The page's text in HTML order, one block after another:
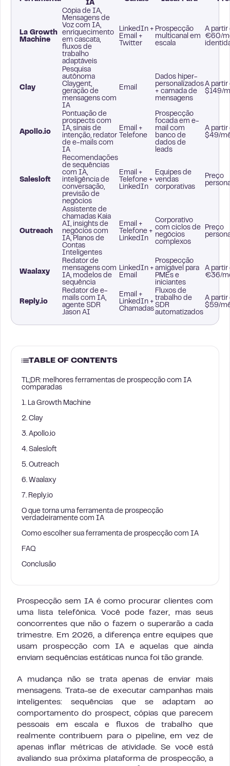
IA
La Growth
Machine
Cópia de IA,
Mensagens de
Voz com IA,
enriquecimento
em cascata,
fluxos de
trabalho
adaptáveis
LinkedIn +
Email +
Twitter
Prospecção
multicanal em
escala
A partir
€60/
Clay
Pesquisa
autônoma
Claygent,
geração de
mensagens com
IA
Email
Dados hiper-
personalizados
+ camada de
mensagens
A partir
$149/
Apollo.io
Pontuação de
prospects com
IA, sinais de
intenção, redator
de e-mails com
IA
Email +
Telefone
Prospecção
focada em e-
mail com
banco de
dados de
leads
A partir
$49/
Salesloft
Recomendações
de sequências
com IA,
inteligência de
conversação,
previsão de
negócios
Email +
Telefone +
LinkedIn
Equipes de
vendas
corporativas
Preço
Outreach
Assistente de
chamadas Kaia
AI, insights de
negócios com
IA, Planos de
Contas
Inteligentes
Email +
Telefone +
LinkedIn
Corporativo
com ciclos de
negócios
complexos
Preço
Waalaxy
Redator de
mensagens com
IA, modelos de
sequência
LinkedIn +
Email
Prospecção
amigável para
PMEs e
iniciantes
A partir
€36/
Reply.io
Redator de e-
mails com IA,
agente SDR
Jason AI
Email +
LinkedIn +
Chamadas
Fluxos de
trabalho de
SDR
automatizados
A partir
$59/
TABLE OF CONTENTS
TL;DR: melhores ferramentas de prospecção com IA
comparadas
1. La Growth Machine
2. Clay
3. Apollo.io
4. Salesloft
5. Outreach
6. Waalaxy
7. Reply.io
O que torna uma ferramenta de prospecção
verdadeiramente com IA
Como escolher sua ferramenta de prospecção com IA
FAQ
Conclusão
Prospecção sem IA é como procurar clientes com
uma lista telefônica. Você pode fazer, mas seus
concorrentes que não o fazem o superarão a cada
trimestre. Em 2026, a diferença entre equipes que
usam prospecção com IA e aquelas que ainda
enviam sequências estáticas nunca foi tão grande.
A mudança não se trata apenas de enviar mais
mensagens. Trata-se de executar campanhas mais
inteligentes: sequências que se adaptam ao
comportamento do prospect, cópias que parecem
pessoais em escala e fluxos de trabalho que
realmente contribuem para o pipeline, em vez de
apenas inflar métricas de atividade. Se você está
avaliando sua próxima plataforma de prospecção, a